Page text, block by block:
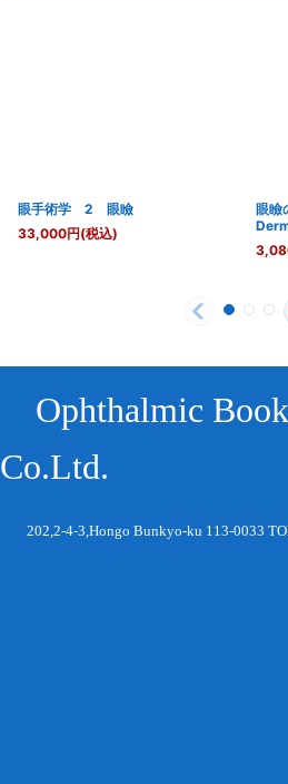
眼手術学 2 眼瞼
33,000円(税込)
眼瞼
Ophthalmic
Co.Ltd.
202,2-4-3,Hongo Bunkyo-ku 113-0033